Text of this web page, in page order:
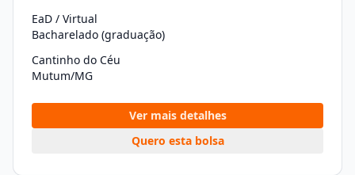
EaD / Virtual
Bacharelado (graduação)
Cantinho do Céu
Mutum/MG
Ver mais detalhes
Quero esta bolsa